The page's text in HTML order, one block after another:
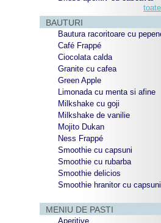
BAUTURI
Bautura racoritoare cu
Café Frappé
Ciocolata calda
Granite cu cafea
Green Apple
Limonada cu menta si afine
Milkshake cu goji
Milkshake de vanilie
Mojito Dukan
Ness Frappé
Smoothie cu capsuni
Smoothie cu rubarba
Smoothie delicios
Smoothie hranitor cu
MENIU DE PASTI
Aperitive